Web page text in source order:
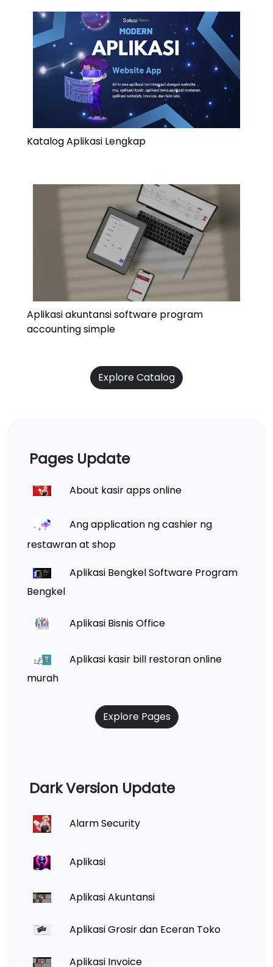
Katalog Aplikasi Lengkap
Aplikasi akuntansi software program
accounting simple
Explore Catalog
Pages Update
About kasir apps online
Ang application ng cashier ng
restawran at shop
Aplikasi Bengkel Software Program
Bengkel
Aplikasi Bisnis Office
Aplikasi kasir bill restoran online
murah
Explore Pages
Dark Version Update
Alarm Security
Aplikasi
Aplikasi Akuntansi
Aplikasi Grosir dan Eceran Toko
Aplikasi Invoice